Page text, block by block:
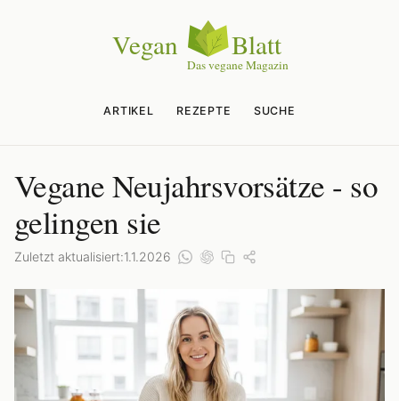
ARTIKEL REZEPTE SUCHE
Vegane Neujahrsvorsätze - so
gelingen sie
Zuletzt aktualisiert:1.1.2026